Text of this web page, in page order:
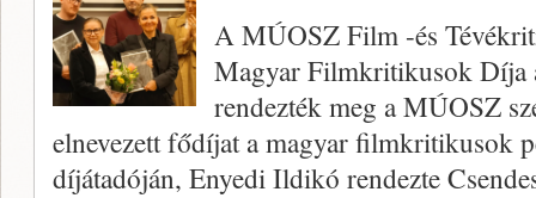
A MÚOSZ Film -és
Magyar Filmkritikusok Díja
rendezték meg a MÚOSZ
elnevezett fődíjat a magyar filmkritikusok
díjátadóján, Enyedi Ildikó rendezte